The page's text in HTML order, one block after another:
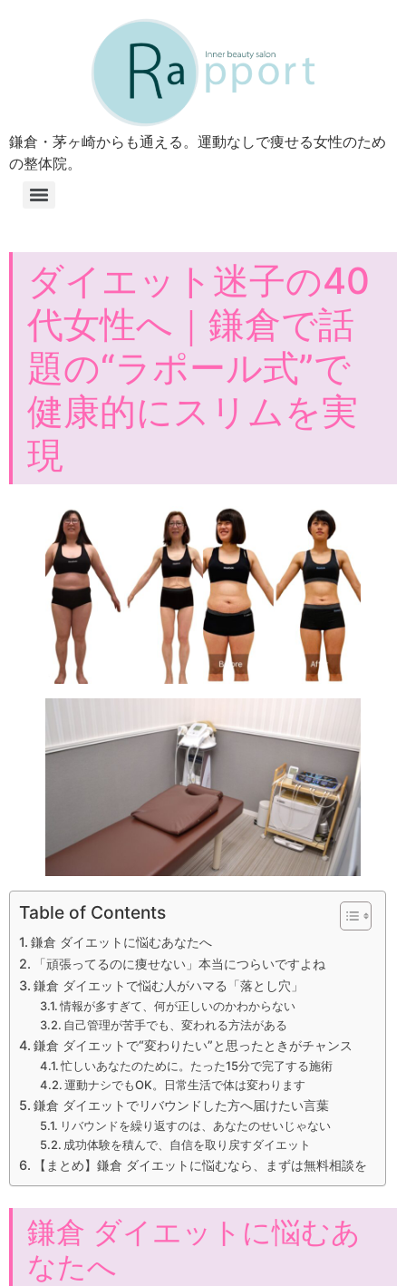
鎌倉・茅ヶ崎からも通える。運動なしで痩せる女性のため
の整体院。
ダイエット迷子の40
代女性へ｜鎌倉で話
題の“ラポール式”で
健康的にスリムを実
現
Table of Contents
鎌倉 ダイエットに悩むあなたへ
「頑張ってるのに痩せない」本当につらいですよね
鎌倉 ダイエットで悩む人がハマる「落とし穴」
情報が多すぎて、何が正しいのかわからない
自己管理が苦手でも、変われる方法がある
鎌倉 ダイエットで“変わりたい”と思ったときがチャンス
忙しいあなたのために。たった15分で完了する施術
運動ナシでもOK。日常生活で体は変わります
鎌倉 ダイエットでリバウンドした方へ届けたい言葉
リバウンドを繰り返すのは、あなたのせいじゃない
成功体験を積んで、自信を取り戻すダイエット
【まとめ】鎌倉 ダイエットに悩むなら、まずは無料相談を
鎌倉 ダイエットに悩むあ
なたへ